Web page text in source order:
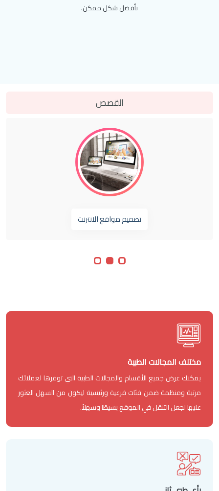
بأفضل شكل ممكن.
القصص
تصميم مواقع الانترنت
مختلف المجالات الطبية
يمكنك عرض جميع الأقسام والمجالات الطبية التي توفرها لعملائك
مرتبة ومنظمة ضمن فئات فرعية ورئيسية ليكون من السهل العثور
عليها لجعل التنقل في الموقع بسيطًا وسهلاً.